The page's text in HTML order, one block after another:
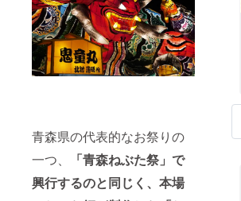
青森県の代表的なお祭りの
一つ、
「青森ねぶた祭」で
興行するのと同じく、本場